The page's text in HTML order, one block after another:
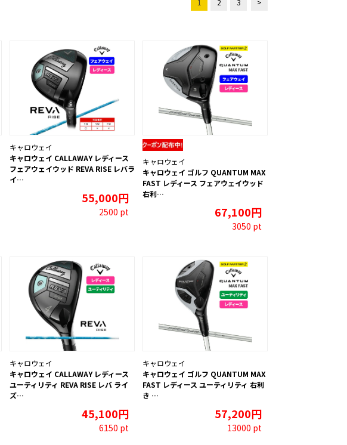
キャロウェイ
キャロウェイ CALLAWAY レディース
フェアウェイウッド REVA RISE レバラ
イ…
55,000円
2500 pt
キャロウェイ
キャロウェイ ゴルフ QUANTUM MAX
FAST レディース フェアウェイウッド
右利…
67,100円
3050 pt
キャロウェイ
キャロウェイ CALLAWAY レディース
ユーティリティ REVA RISE レバ ライ
ズ…
45,100円
6150 pt
キャロウェイ
キャロウェイ ゴルフ QUANTUM MAX
FAST レディース ユーティリティ 右利
き …
57,200円
13000 pt